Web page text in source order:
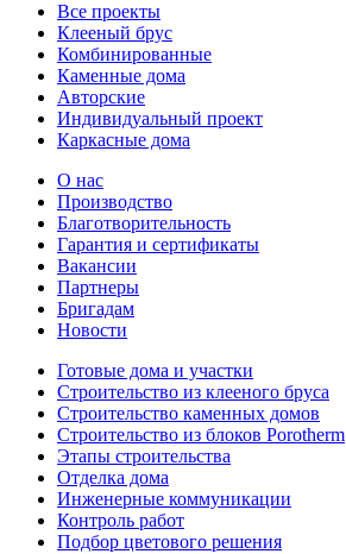
Все проекты
Клееный брус
Комбинированные
Каменные дома
Авторские
Индивидуальный проект
Каркасные дома
О нас
Производство
Благотворительность
Гарантия и сертификаты
Вакансии
Партнеры
Бригадам
Новости
Готовые дома и участки
Строительство из клееного бруса
Строительство каменных домов
Строительство из блоков Porotherm
Этапы строительства
Отделка дома
Инженерные коммуникации
Контроль работ
Подбор цветового решения